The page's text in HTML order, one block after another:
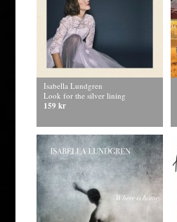
Isabella Lundgren
Look for the silver lining
159 kr